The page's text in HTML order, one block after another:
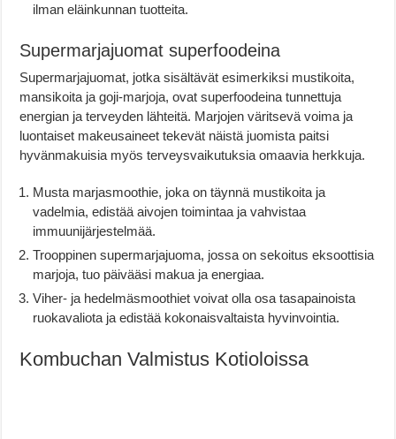
ilman eläinkunnan tuotteita.
Supermarjajuomat superfoodeina
Supermarjajuomat, jotka sisältävät esimerkiksi mustikoita,
mansikoita ja goji-marjoja, ovat superfoodeina tunnettuja
energian ja terveyden lähteitä. Marjojen väritsevä voima ja
luontaiset makeusaineet tekevät näistä juomista paitsi
hyvänmakuisia myös terveysvaikutuksia omaavia herkkuja.
Musta marjasmoothie, joka on täynnä mustikoita ja
vadelmia, edistää aivojen toimintaa ja vahvistaa
immuunijärjestelmää.
Trooppinen supermarjajuoma, jossa on sekoitus eksoottisia
marjoja, tuo päivääsi makua ja energiaa.
Viher- ja hedelmäsmoothiet voivat olla osa tasapainoista
ruokavaliota ja edistää kokonaisvaltaista hyvinvointia.
Kombuchan Valmistus Kotioloissa